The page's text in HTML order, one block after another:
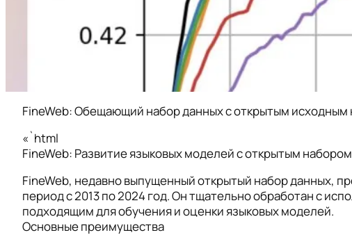
FineWeb: Обещающий набор данных с открытым
«`html
FineWeb: Развитие языковых моделей с открытым
FineWeb, недавно выпущенный открытый набор данных,
период с 2013 по 2024 год. Он тщательно обработан с
подходящим для обучения и оценки языковых моделей.
Основные преимущества